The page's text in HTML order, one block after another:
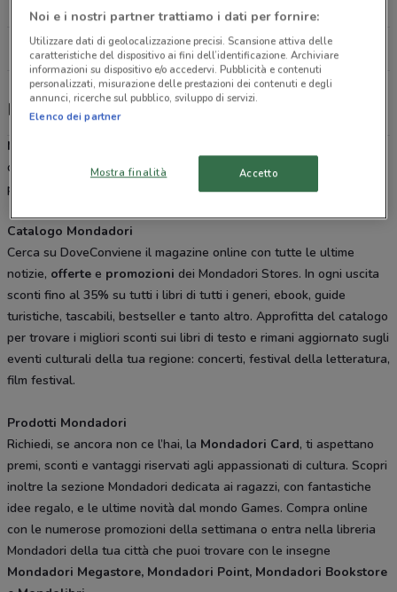
Tutti i negozi Mondadori Store
Mondadori Store, offerte e negozi
Mondadori
distribuzione e vendita di libri, cd, dvd, ebook e articoli d’interesse
per gli amanti della lettura, della musica e del cinema.
Catalogo Mondadori
Cerca su DoveConviene il magazine online con tutte le ultime
notizie, offerte e promozioni dei Mondadori Stores. In ogni uscita
sconti fino al 35% su tutti i libri di tutti i generi, ebook, guide
turistiche, tascabili, bestseller e tanto altro. Approfitta del catalogo
per trovare i migliori sconti sui libri di testo e rimani aggiornato sugli
eventi culturali della tua regione: concerti, festival della letteratura,
film festival.
Prodotti Mondadori
Richiedi, se ancora non ce l’hai, la Mondadori Card, ti aspettano
premi, sconti e vantaggi riservati agli appassionati di cultura. Scopri
inoltre la sezione Mondadori dedicata ai ragazzi, con fantastiche
idee regalo, e le ultime novità dal mondo Games. Compra online
con le numerose promozioni della settimana o entra nella libreria
Mondadori della tua città che puoi trovare con le insegne
Mondadori Megastore, Mondadori Point, Mondadori Bookstore
Noi e i nostri partner trattiamo i dati per fornire:
Utilizzare dati di geolocalizzazione precisi. Scansione attiva delle
caratteristiche del dispositivo ai fini dell’identificazione. Archiviare
informazioni su dispositivo e/o accedervi. Pubblicità e contenuti
personalizzati, misurazione delle prestazioni dei contenuti e degli
annunci, ricerche sul pubblico, sviluppo di servizi.
Elenco dei partner
Mostra finalità Accetto